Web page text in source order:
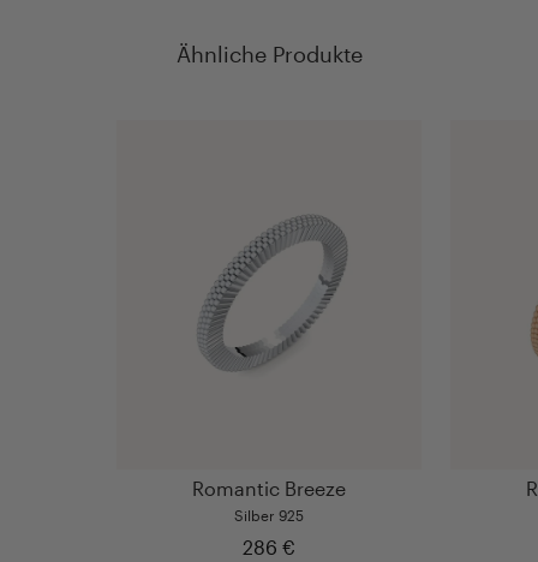
Ähnliche Produkte
Romantic Breeze
Silber 925
286 €